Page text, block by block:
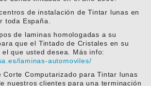
de instalación de Tintar lunas en
toda España.
de laminas homologadas a su
que el Tintado de Cristales en su
que usted desea. Más info:
laminas-automoviles/
Corte Computarizado para Tintar lunas
nuestros clientes para una terminación